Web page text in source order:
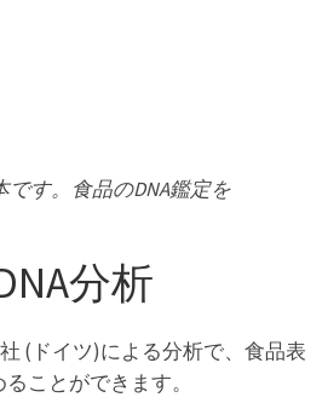
す。食品のDNA鑑定を
分析
(ドイツ)による分析で、食品表
ことができます。